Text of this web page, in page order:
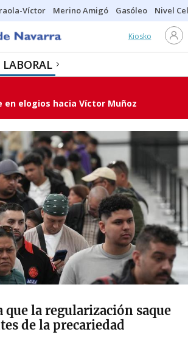
Víctor Merino Amigó Gasóleo Nivel
Kiosko
en elogios hacia Víctor Muñoz
que la regularización saque
de la precariedad